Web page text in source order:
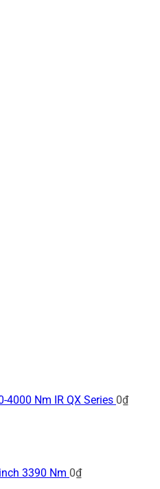
Nm IR QX Series 0₫
3390 Nm 0₫